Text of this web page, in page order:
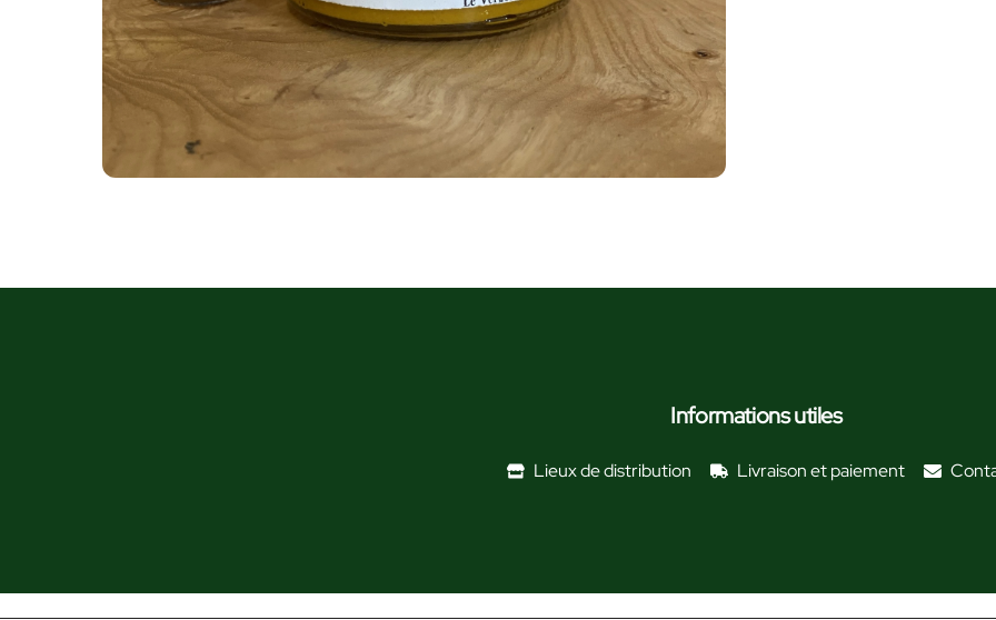
Informations utiles
Lieux de distribution Livraison et paiement